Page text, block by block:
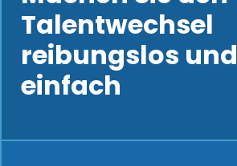
Talentwechsel
reibungslos und
einfach